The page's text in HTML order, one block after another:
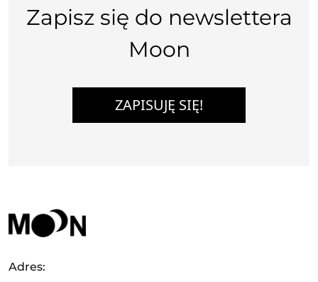
Zapisz się do newslettera
Moon
ZAPISUJĘ SIĘ!
Adres: